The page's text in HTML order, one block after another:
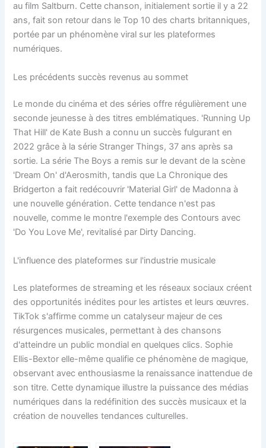
au film Saltburn. Cette chanson, initialement sortie il y a 22
ans, fait son retour dans le Top 10 des charts britanniques,
portée par un phénomène viral sur les plateformes
numériques.
Les précédents succès revenus au sommet
Le monde du cinéma et des séries offre régulièrement une
seconde jeunesse à des titres emblématiques. 'Running Up
That Hill' de Kate Bush a connu un succès fulgurant en
2022 grâce à la série Stranger Things, 37 ans après sa
sortie. La série The Boys a remis sur le devant de la scène
'Dream On' d'Aerosmith, tandis que La Chronique des
Bridgerton a fait redécouvrir 'Material Girl' de Madonna à
une nouvelle génération. Cette tendance n'est pas
nouvelle, comme le montre l'exemple des Contours avec
'Do You Love Me', revitalisé par Dirty Dancing.
L'influence des plateformes sur l'industrie musicale
Les plateformes de streaming et les réseaux sociaux créent
des opportunités inédites pour les artistes et leurs œuvres.
TikTok s'affirme comme un catalyseur majeur de ces
résurgences musicales, permettant à des chansons
d'atteindre un public mondial en quelques clics. Sophie
Ellis-Bextor elle-même qualifie ce phénomène de magique,
observant avec enthousiasme la renaissance inattendue de
son titre. Cette dynamique illustre la puissance des médias
numériques dans la redéfinition des succès musicaux et la
création de nouvelles tendances culturelles.